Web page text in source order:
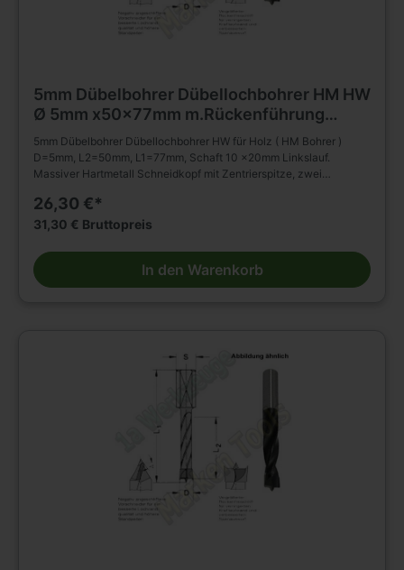
5mm Dübelbohrer Dübellochbohrer HM HW
Ø 5mm x50x77mm m.Rückenführung
Schaft 10mm Z2+V2 L.
5mm Dübelbohrer Dübellochbohrer HW für Holz ( HM Bohrer )
D=5mm, L2=50mm, L1=77mm, Schaft 10 x20mm Linkslauf.
Massiver Hartmetall Schneidkopf mit Zentrierspitze, zwei
kunststoffbeschichtet. Zylinderschaft mit Spannfläche und
Tiefeneinstellschraube. Zum Einsatz im Spannfutter,
CNC Maschinen. Zum Bohren von Sacklöchern z.B. Dübellöchern
in Massivholz, Holz- und Plattenwerkstoffen u.s.w. Weitere Bohrer
und Zubehör finden Sie in unserem Werkzeug Shop.
26,30 €*
31,30 € Bruttopreis
In den Warenkorb